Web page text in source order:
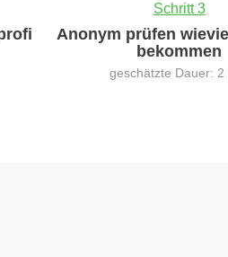
Schritt 3
Anonym prüfen
bekommen
geschätzte Dauer: 2